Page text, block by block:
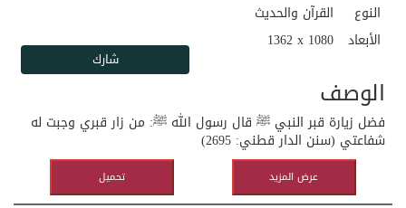
القرآن والحديث
النوع
1362 x 1080 الأبعاد
الوصف
فضل زيارة قبر النبي ﷺ قال رسول الله ﷺ: من زار قبري وجبت له
شفاعتي (سنن الدار قطني: 2695)
تحميل عرض المزيد